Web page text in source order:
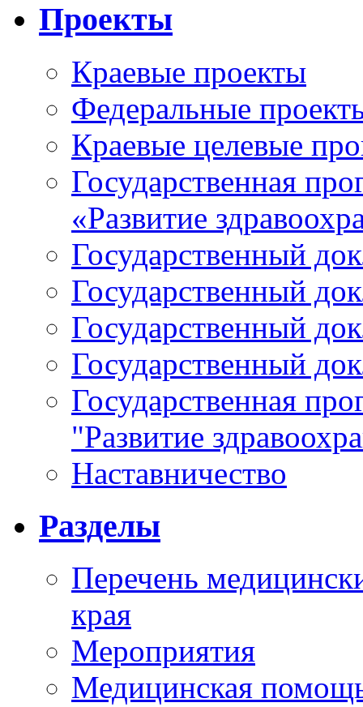
Проекты
Краевые проекты
Федеральные
Краевые целевые
Государственная
«Развитие
Государственный
Государственный
Государственный
Государственный
Государственная
"Развитие
Наставничество
Разделы
Перечень
края
Мероприятия
Медицинская